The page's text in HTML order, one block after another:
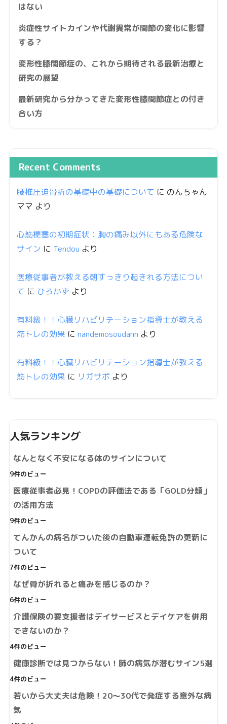
はない
炎症性サイトカインや代謝異常が関節の変化に影響
する？
変形性膝関節症の、これから期待される最新治療と
研究の展望
最新研究から分かってきた変形性膝関節症との付き
合い方
Recent Comments
腰椎圧迫骨折の基礎中の基礎について に のんちゃん
ママ より
心筋梗塞の初期症状：胸の痛み以外にもある危険な
サイン に Tendou より
医療従事者が教える朝すっきり起きれる方法につい
て に ひろかず より
有料級！！心臓リハビリテーション指導士が教える
筋トレの効果 に nandemosoudann より
有料級！！心臓リハビリテーション指導士が教える
筋トレの効果 に リガサポ より
人気ランキング
なんとなく不安になる体のサインについて
9件のビュー
医療従事者必見！COPDの評価法である「GOLD分類」
の活用方法
9件のビュー
てんかんの病名がついた後の自動車運転免許の更新に
ついて
7件のビュー
なぜ骨が折れると痛みを感じるのか？
6件のビュー
介護保険の要支援者はデイサービスとデイケアを併用
できないのか？
4件のビュー
健康診断では見つからない！肺の病気が潜むサイン5選
4件のビュー
若いから大丈夫は危険！20～30代で発症する意外な病
気